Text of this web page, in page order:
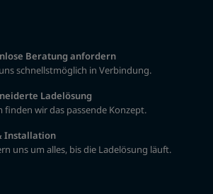
Beratung anfordern
schnellstmöglich in Verbindung.
Ladelösung
finden wir das passende Konzept.
Installation
uns um alles, bis die Ladelösung läuft.